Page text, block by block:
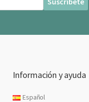
Información y ayuda
Español